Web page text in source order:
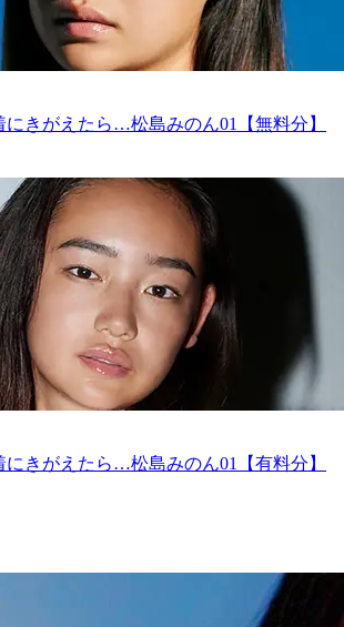
にきがえたら…松島みのん01【無料分】
にきがえたら…松島みのん01【有料分】